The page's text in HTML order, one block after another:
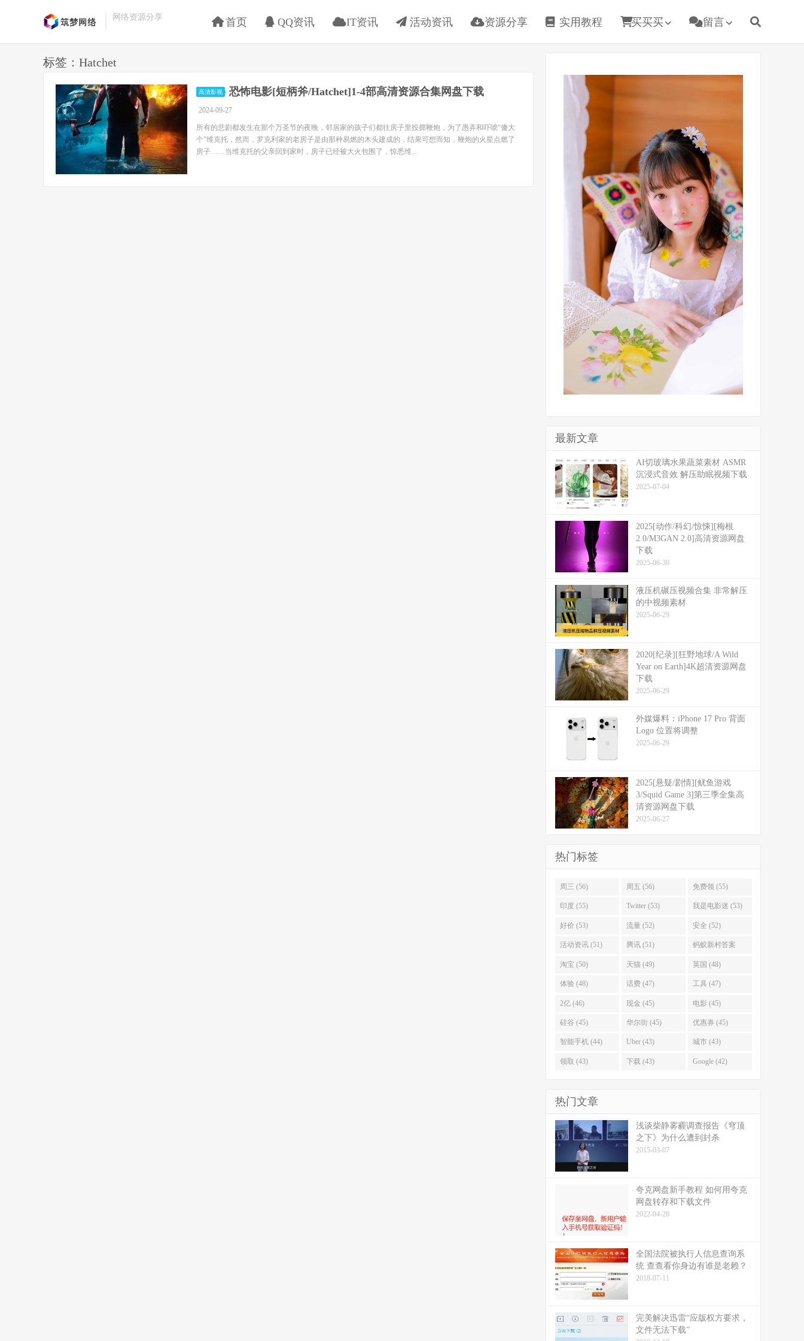
网络资源分享 首页 QQ资讯 IT资讯 活动资讯 资源分享 实用教程 买买买 留言
标签：Hatchet
高清影视 恐怖电影[短柄斧/Hatchet]1-4部高清资源合集网盘下载
2024-09-27
所有的悲剧都发生在那个万圣节的夜晚，邻居家的孩子们都往房子里投掷鞭炮，为了愚弄和吓唬“傻大
个”维克托，然而，罗克利家的老房子是由那种易燃的木头建成的，结果可想而知，鞭炮的火星点燃了
房子……当维克托的父亲回到家时，房子已经被大火包围了，惊悉维...
最新文章
​​AI切玻璃水果蔬菜素材 ASMR
沉浸式音效 解压助眠视频下载
2025-07-04
2025[动作/科幻/惊悚][梅根
2.0/M3GAN 2.0]高清资源网盘
下载
2025-06-30
液压机碾压视频合集 非常解压
的中视频素材
2025-06-29
2020[纪录][狂野地球/A Wild
Year on Earth]4K超清资源网盘
下载
2025-06-29
外媒爆料：​​iPhone 17 Pro 背面
Logo 位置将调整​​
2025-06-29
2025[悬疑/剧情][鱿鱼游戏
3/Squid Game 3]第三季全集高
清资源网盘下载
2025-06-27
热门标签
周三 (56) 周五 (56) 免费领 (55)
印度 (55) Twitter (53) 我是电影迷 (53)
好价 (53) 流量 (52) 安全 (52)
活动资讯 (51) 腾讯 (51) 蚂蚁新村答案
(51)
淘宝 (50) 天猫 (49) 英国 (48)
体验 (48) 话费 (47) 工具 (47)
2亿 (46) 现金 (45) 电影 (45)
硅谷 (45) 华尔街 (45) 优惠券 (45)
智能手机 (44) Uber (43) 城市 (43)
领取 (43) 下载 (43) Google (42)
热门文章
浅谈柴静雾霾调查报告《穹顶
之下》为什么遭到封杀
2015-03-07
夸克网盘新手教程 如何用夸克
网盘转存和下载文件
2022-04-28
全国法院被执行人信息查询系
统 查查看你身边有谁是老赖？
2018-07-11
完美解决迅雷“应版权方要求，
文件无法下载”